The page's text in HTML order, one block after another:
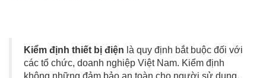
Kiểm định thiết bị điện là quy định bắt buộc đối với
các tổ chức, doanh nghiệp Việt Nam. Kiểm định
không những đảm bảo an toàn cho người sử dụng,